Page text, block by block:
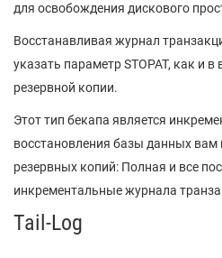
для освобождения дискового
Восстанавливая журнал
указать параметр STOPAT, как и
резервной копии.
Этот тип бекапа является
восстановления базы данных вам
резервных копий: Полная и все
инкрементальные журнала
Tail-Log